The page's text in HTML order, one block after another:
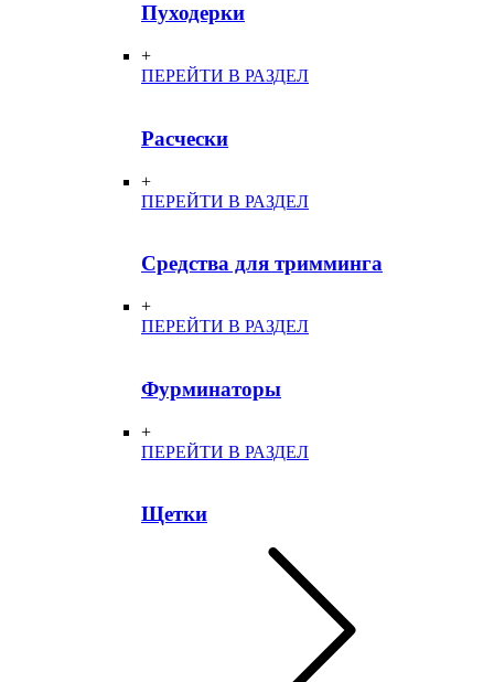
Пуходерки
+
ПЕРЕЙТИ В РАЗДЕЛ
Расчески
+
ПЕРЕЙТИ В РАЗДЕЛ
Средства для тримминга
+
ПЕРЕЙТИ В РАЗДЕЛ
Фурминаторы
+
ПЕРЕЙТИ В РАЗДЕЛ
Щетки